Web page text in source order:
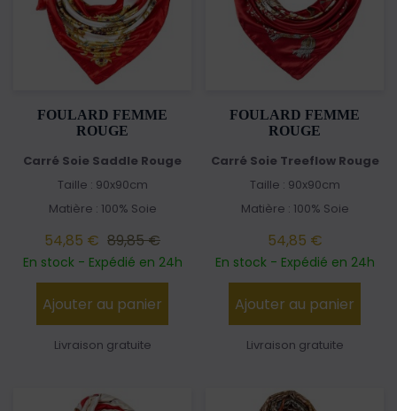
FOULARD FEMME
ROUGE
Carré Soie Saddle Rouge
Taille : 90x90cm
Matière : 100% Soie
54,85 € 89,85 €
En stock - Expédié en 24h
Ajouter au panier
Livraison gratuite
FOULARD FEMME
ROUGE
Carré Soie Treeflow Rouge
Taille : 90x90cm
Matière : 100% Soie
54,85 €
En stock - Expédié en 24h
Ajouter au panier
Livraison gratuite